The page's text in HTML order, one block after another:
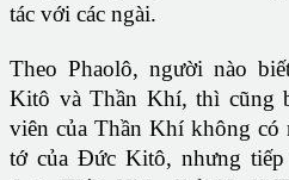
tác với các ngài.
Theo Phaolô, người nào
Kitô và Thần Khí, thì cũng
viên của Thần Khí không có
tớ của Đức Kitô, nhưng tiếp